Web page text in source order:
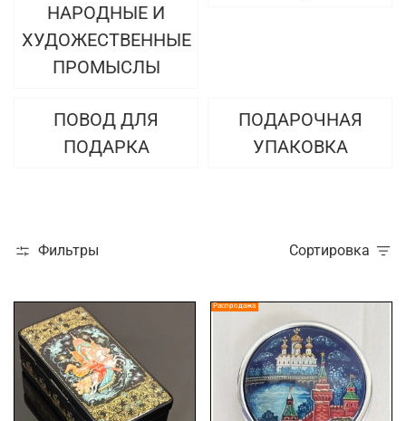
НАРОДНЫЕ И
ХУДОЖЕСТВЕННЫЕ
ПРОМЫСЛЫ
ПОВОД ДЛЯ
ПОДАРКА
ПОДАРОЧНАЯ
УПАКОВКА
Фильтры Сортировка
Распродажа